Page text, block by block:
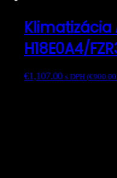
Klimatizácia
H18E0A4/
€1,107.00 s DPH (€900.00